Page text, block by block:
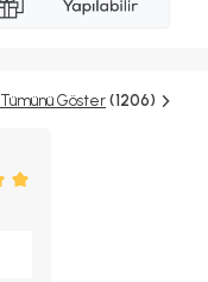
Tümünü Göster (1206)